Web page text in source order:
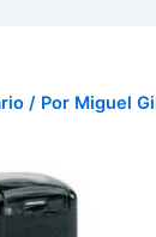
/ Por Miguel